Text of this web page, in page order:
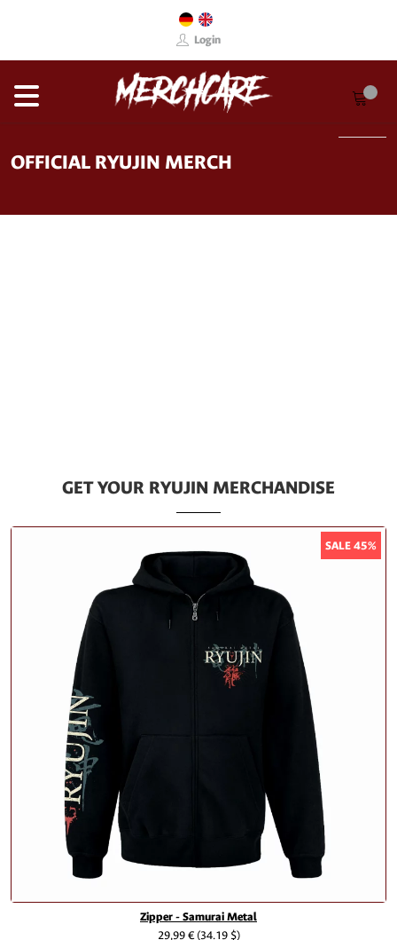
Login
OFFICIAL RYUJIN MERCH
GET YOUR RYUJIN MERCHANDISE
SALE 45%
Zipper - Samurai Metal
29,99 €(34.19 $)